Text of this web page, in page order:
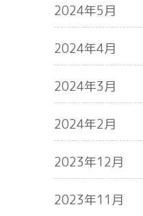
2024年5月
2024年4月
2024年3月
2024年2月
2023年12月
2023年11月